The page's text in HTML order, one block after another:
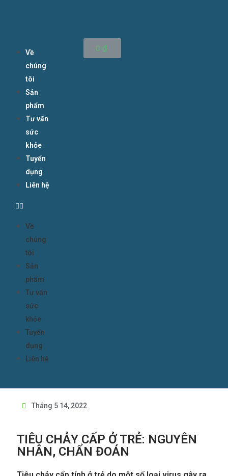
Về
chúng
tôi
Sản
phẩm
Tư vấn
sức
khỏe
Tuyển
dụng
Liên hệ
Về
chúng
tôi
Sản
phẩm
Tư vấn
sức
khỏe
Tuyển
dụng
Liên hệ
0 ₫
Tháng 5 14, 2022
TIÊU CHẢY CẤP Ở TRẺ: NGUYÊN
NHÂN, CHẨN ĐOÁN